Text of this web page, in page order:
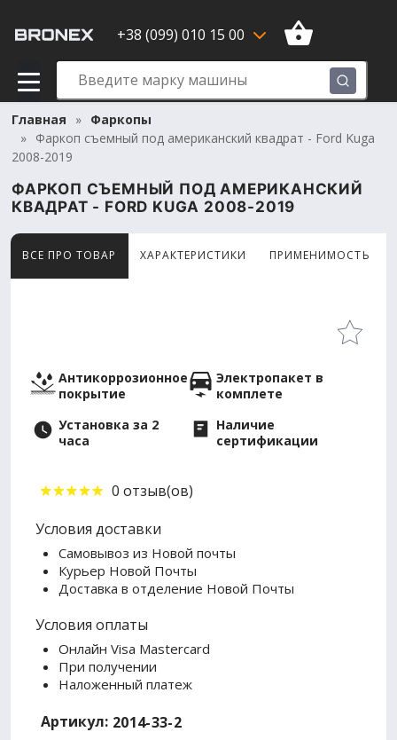
+38 (099) 010 15 00
Главная
Фаркопы
Фаркоп съемный под американский квадрат - Ford Kuga
2008-2019
ФАРКОП СЪЕМНЫЙ ПОД АМЕРИКАНСКИЙ
КВАДРАТ - FORD KUGA 2008-2019
ВСЕ ПРО ТОВАР ХАРАКТЕРИСТИКИ ПРИМЕНИМОСТЬ
Товар просматривают сейчас 12 человек
Антикоррозионное
покрытие
Электропакет в
комплете
Установка за 2
часа
Наличие
сертификации
0 отзыв(ов)
Условия доставки
Самовывоз из Новой почты
Курьер Новой Почты
Доставка в отделение Новой Почты
Условия оплаты
Онлайн Visa Mastercard
При получении
Наложенный платеж
Артикул: 2014-33-2